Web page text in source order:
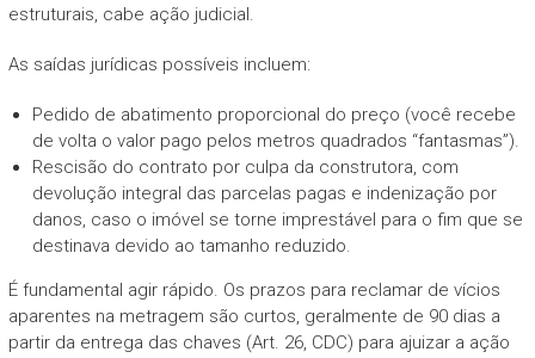
estruturais, cabe ação judicial.
As saídas jurídicas possíveis incluem:
Pedido de abatimento proporcional do preço (você recebe
de volta o valor pago pelos metros quadrados “fantasmas”).
Rescisão do contrato por culpa da construtora, com
devolução integral das parcelas pagas e indenização por
danos, caso o imóvel se torne imprestável para o fim que se
destinava devido ao tamanho reduzido.
É fundamental agir rápido. Os prazos para reclamar de vícios
aparentes na metragem são curtos, geralmente de 90 dias a
partir da entrega das chaves (Art. 26, CDC) para ajuizar a ação